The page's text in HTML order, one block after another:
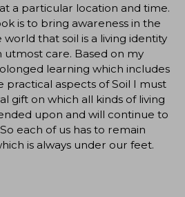
at a particular location and time.
is to bring awareness in the
that soil is a living identity
utmost care. Based on my
learning which includes
practical aspects of Soil I must
gift on which all kinds of living
upon and will continue to
each of us has to remain
is always under our feet.